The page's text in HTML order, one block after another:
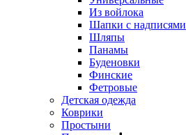
Из войлока
Шапки с надписями
Шляпы
Панамы
Буденовки
Финские
Фетровые
Детская одежда
Коврики
Простыни